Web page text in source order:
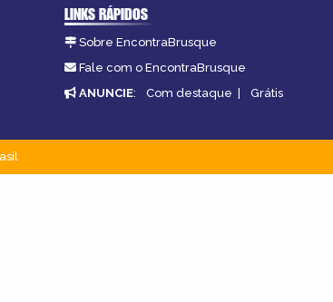
LINKS RÁPIDOS
Sobre EncontraBrusque
Fale com o EncontraBrusque
ANUNCIE: Com destaque | Grátis